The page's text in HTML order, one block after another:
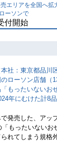
エリアを全国へ拡
ーソンで
付開始
社：東京都品川
ローソン店舗（
もったいないお
年にむけた計8
発売した、アッ
「もったいない
れてしまう規格